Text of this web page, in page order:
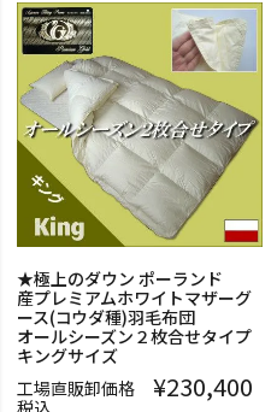
★極上のダウン ポーランド
産プレミアムホワイトマザーグ
ース(コウダ種)羽毛布団
オールシーズン２枚合せタイプ
キングサイズ
工場直販卸価格
¥230,400